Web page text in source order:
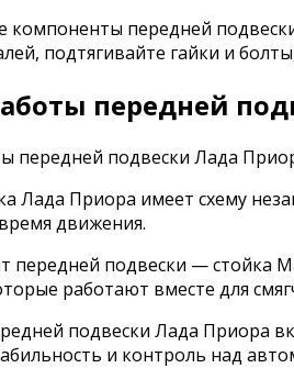
компоненты передней
подтягивайте гайки и
передней
Лада Приора имеет схему
движения.
передней подвески — стойка
работают вместе для
подвески Лада Приора
и контроль над